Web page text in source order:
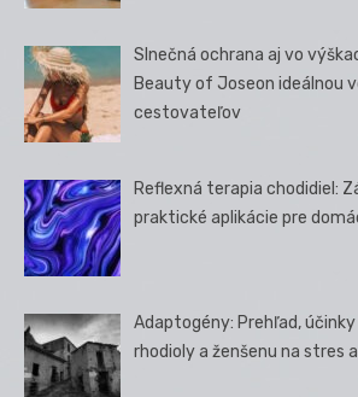
Slnečná ochrana aj vo
Beauty of Joseon ideálnou
cestovateľov
Reflexná terapia chodidiel:
praktické aplikácie pre
Adaptogény: Prehľad,
rhodioly a ženšenu na stres